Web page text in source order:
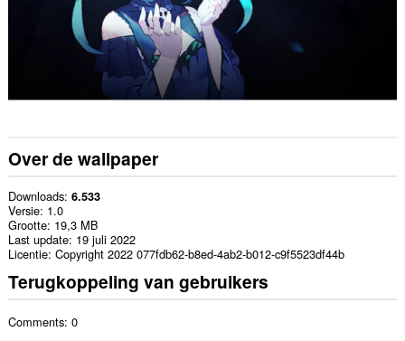
Over de wallpaper
Downloads 6.533
Versie 1.0
Grootte 19,3 MB
Last update 19 juli 2022
Licentie Copyright 2022 077fdb62-b8ed-4ab2-b012-c9f5523df44b
Terugkoppeling van gebruikers
Comments: 0